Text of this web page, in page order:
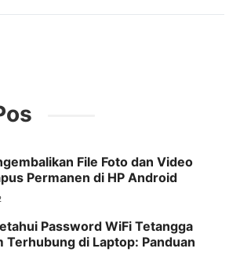
File Foto dan Video
Permanen di HP Android
Password WiFi Tetangga
Terhubung di Laptop: Panduan